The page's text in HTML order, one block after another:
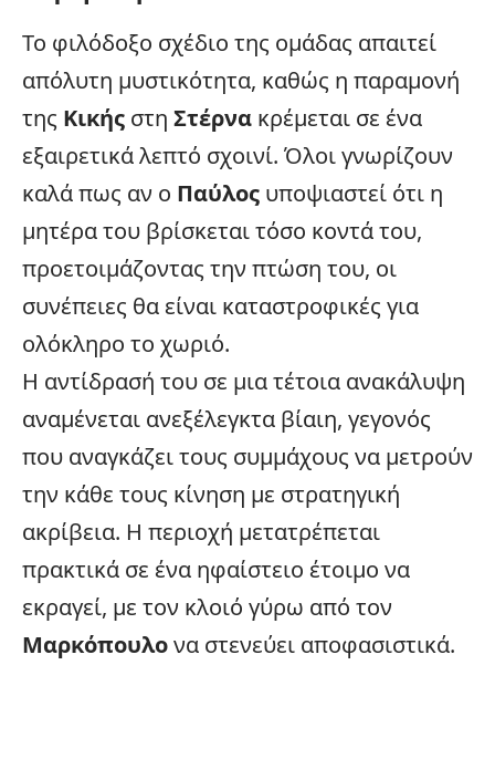
Το φιλόδοξο σχέδιο της ομάδας απαιτεί
απόλυτη μυστικότητα, καθώς η παραμονή
της Κικής στη Στέρνα κρέμεται σε ένα
εξαιρετικά λεπτό σχοινί. Όλοι γνωρίζουν
καλά πως αν ο Παύλος υποψιαστεί ότι η
μητέρα του βρίσκεται τόσο κοντά του,
προετοιμάζοντας την πτώση του, οι
συνέπειες θα είναι καταστροφικές για
ολόκληρο το χωριό.
Η αντίδρασή του σε μια τέτοια ανακάλυψη
αναμένεται ανεξέλεγκτα βίαιη, γεγονός
που αναγκάζει τους συμμάχους να μετρούν
την κάθε τους κίνηση με στρατηγική
ακρίβεια. Η περιοχή μετατρέπεται
πρακτικά σε ένα ηφαίστειο έτοιμο να
εκραγεί, με τον κλοιό γύρω από τον
Μαρκόπουλονα στενεύει αποφασιστικά.